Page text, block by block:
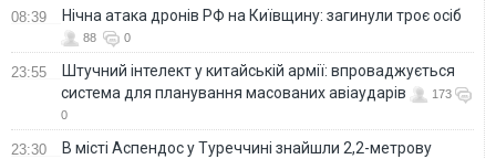
08:39 Нічна атака дронів РФ на Київщину: загинули троє осіб
88 0
23:55
Штучний інтелект у китайській армії: впроваджується
система для планування масованих авіаударів
173
0
23:30
В місті Аспендос у Туреччині знайшли 2,2-метрову